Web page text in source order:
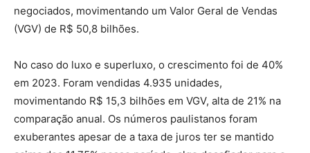
negociados, movimentando um Valor Geral de Vendas
(VGV) de R$ 50,8 bilhões.
No caso do luxo e superluxo, o crescimento foi de 40%
em 2023. Foram vendidas 4.935 unidades,
movimentando R$ 15,3 bilhões em VGV, alta de 21% na
comparação anual. Os números paulistanos foram
exuberantes apesar de a taxa de juros ter se mantido